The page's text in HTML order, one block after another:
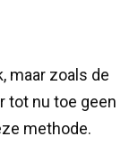
maar zoals de
tot nu toe geen
methode.